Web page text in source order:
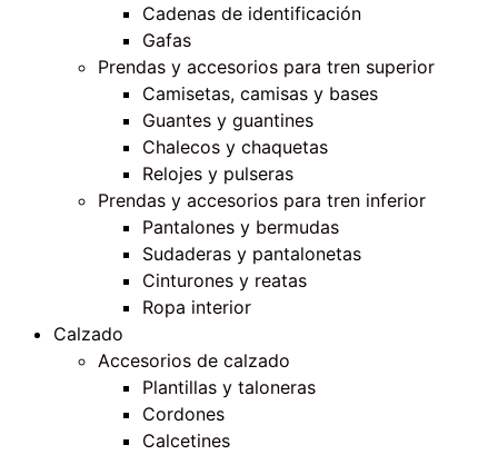
Cadenas de identificación
Gafas
Prendas y accesorios para tren superior
Camisetas, camisas y bases
Guantes y guantines
Chalecos y chaquetas
Relojes y pulseras
Prendas y accesorios para tren inferior
Pantalones y bermudas
Sudaderas y pantalonetas
Cinturones y reatas
Ropa interior
Calzado
Accesorios de calzado
Plantillas y taloneras
Cordones
Calcetines